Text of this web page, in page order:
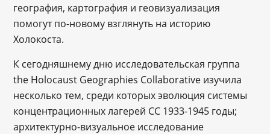
география, картография и геовизуализация
помогут по-новому взглянуть на историю
Холокоста.
К сегодняшнему дню исследовательская группа
the Holocaust Geographies Collaborative изучила
несколько тем, среди которых эволюция системы
концентрационных лагерей СС 1933-1945 годы;
архитектурно-визуальное исследование